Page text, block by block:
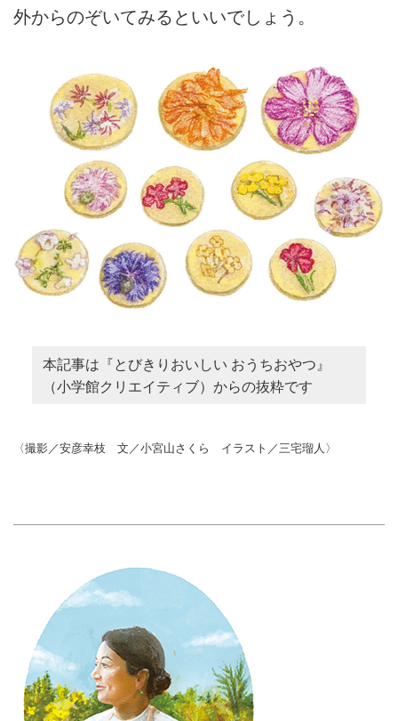
外からのぞいてみるといいでしょう。
本記事は『とびきりおいしい おうちおやつ』
（小学館クリエイティブ）からの抜粋です
〈撮影／安彦幸枝 文／小宮山さくら イラスト／三宅瑠人〉